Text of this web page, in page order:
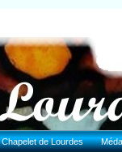
Chapelet de Lourdes